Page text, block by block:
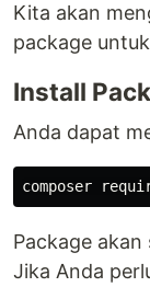
Kita akan
package
Install
Anda dapat
Package
Jika Anda